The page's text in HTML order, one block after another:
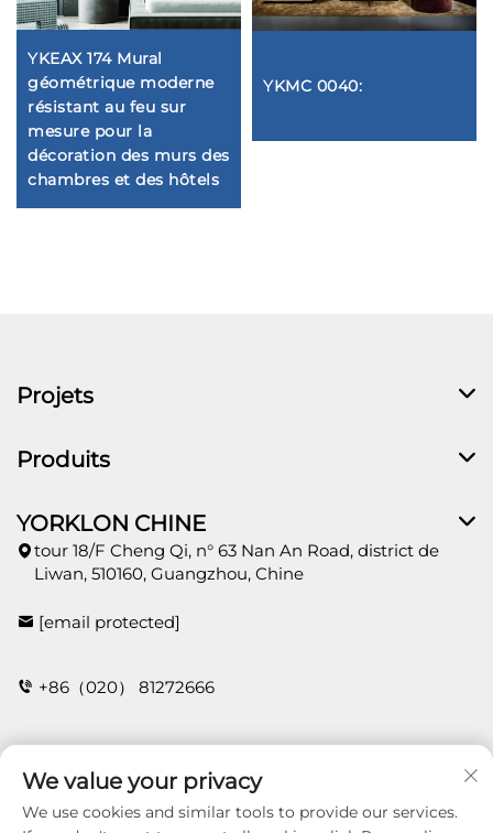
YKEAX 174 Mural
géométrique moderne
résistant au feu sur
mesure pour la
décoration des murs des
chambres et des hôtels
YKMC 0040:
Projets
Produits
YORKLON CHINE
tour 18/F Cheng Qi, n° 63 Nan An Road, district de
Liwan, 510160, Guangzhou, Chine
[email protected]
+86（020） 81272666
CONTACT
We value your privacy
We use cookies and similar tools to provide our services.